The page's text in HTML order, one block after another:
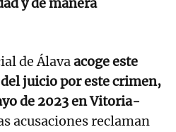
y de manera
de Álavaacoge este
juicio por este crimen,
de 2023 en Vitoria-
acusaciones reclaman